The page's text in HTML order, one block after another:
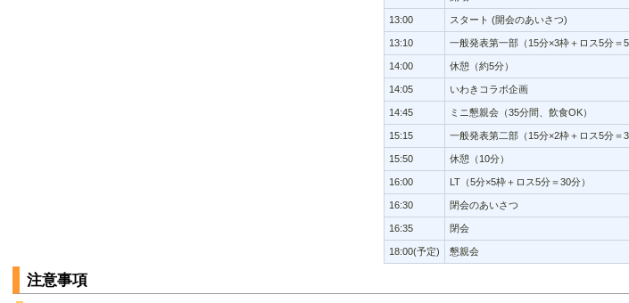
13:00 スタート (開会のあいさつ)
13:10 一般発表第一部（15分×3枠＋ロス5分＝
14:00 休憩（約5分）
14:05 いわきコラボ企画
14:45 ミニ懇親会（35分間、飲食OK）
15:15 一般発表第二部（15分×2枠＋ロス5分＝
15:50 休憩（10分）
16:00 LT（5分×5枠＋ロス5分＝30分）
16:30 閉会のあいさつ
16:35 閉会
18:00(予定) 懇親会
注意事項